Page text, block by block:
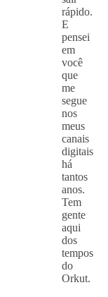
rápido.
E
pensei
em
você
que
me
segue
nos
meus
canais
digitais
há
tantos
anos.
Tem
gente
aqui
dos
tempos
do
Orkut.